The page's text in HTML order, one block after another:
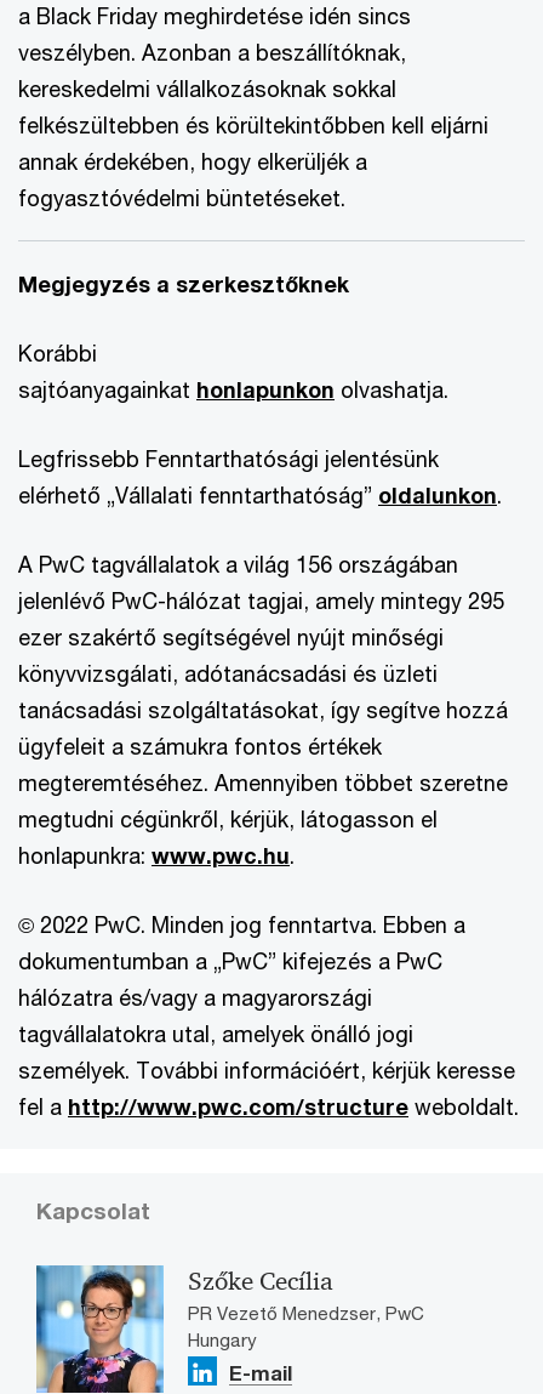
a Black Friday meghirdetése idén sincs
veszélyben. Azonban a beszállítóknak,
kereskedelmi vállalkozásoknak sokkal
felkészültebben és körültekintőbben kell eljárni
annak érdekében, hogy elkerüljék a
fogyasztóvédelmi büntetéseket.
Megjegyzés a szerkesztőknek
Korábbi
sajtóanyagainkat honlapunkon olvashatja.
Legfrissebb Fenntarthatósági jelentésünk
elérhető „Vállalati fenntarthatóság” oldalunkon.
A PwC tagvállalatok a világ 156 országában
jelenlévő PwC-hálózat tagjai, amely mintegy 295
ezer szakértő segítségével nyújt minőségi
könyvvizsgálati, adótanácsadási és üzleti
tanácsadási szolgáltatásokat, így segítve hozzá
ügyfeleit a számukra fontos értékek
megteremtéséhez. Amennyiben többet szeretne
megtudni cégünkről, kérjük, látogasson el
honlapunkra: www.pwc.hu.
© 2022 PwC. Minden jog fenntartva. Ebben a
dokumentumban a „PwC” kifejezés a PwC
hálózatra és/vagy a magyarországi
tagvállalatokra utal, amelyek önálló jogi
személyek. További információért, kérjük keresse
fel a http://www.pwc.com/structure weboldalt.
Kapcsolat
Szőke Cecília
PR Vezető Menedzser, PwC
Hungary
E-mail